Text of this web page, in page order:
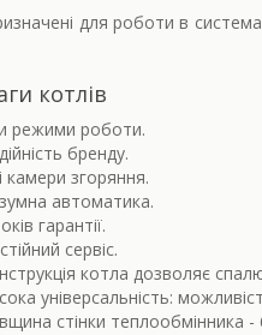
для роботи в
котлів
режими роботи.
бренду.
камери згоряння.
автоматика.
гарантії.
сервіс.
котла дозволяє
універсальність:
стінки теплообмінника -